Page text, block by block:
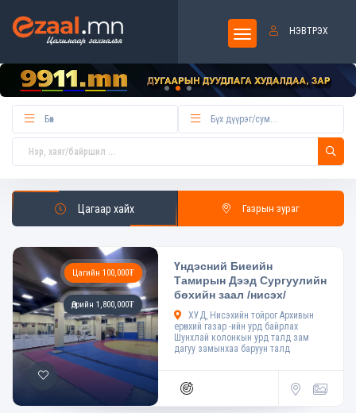
НЭВТРЭХ
Цагаар хайх Газрын зураг
Цагийн 100,000₮
Өдрийн 1,800,000₮
Үндэсний Биеийн
Тамирын Дээд Сургуулийн
бөхийн заал /нисэх/
ХУД, Нисэхийн тойрог Архивын
ерөнхий газар -ийн урд байрлах
Шунхлай колонкын урд талд зам
дагуу замынхаа баруун талд